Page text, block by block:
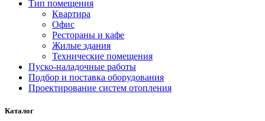
Тип помещения
Квартира
Офис
Рестораны и кафе
Жилые здания
Технические помещения
Пуско-наладочные работы
Подбор и поставка оборудования
Проектирование систем отопления
Каталог